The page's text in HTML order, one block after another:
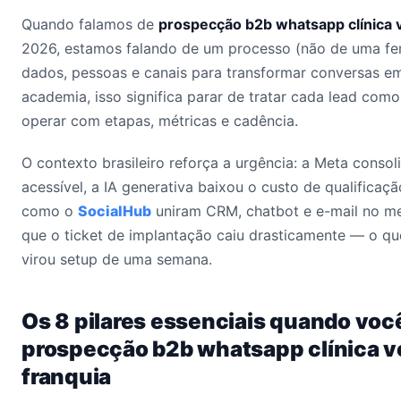
Quando falamos de prospecção b2b whatsapp clínica
2026, estamos falando de um processo (não de uma
dados, pessoas e canais para transformar conversas
academia, isso significa parar de tratar cada lead
operar com etapas, métricas e cadência.
O contexto brasileiro reforça a urgência: a Meta
acessível, a IA generativa baixou o custo de
como o SocialHub uniram CRM, chatbot e e-mail no
que o ticket de implantação caiu drasticamente — o
virou setup de uma semana.
Os 8 pilares essenciais quando
prospecção b2b whatsapp clínica
franquia